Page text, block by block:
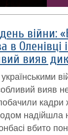
війни:
в Оленівці
вияв
вияв
кадри
вбито